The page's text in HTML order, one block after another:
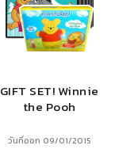
GIFT SET! Winnie
the Pooh
วันที่ออก 09/01/2015